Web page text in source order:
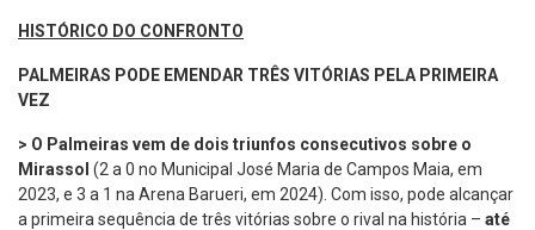
HISTÓRICO DO CONFRONTO
PALMEIRAS PODE EMENDAR TRÊS VITÓRIAS PELA PRIMEIRA
VEZ
> O Palmeiras vem de dois triunfos consecutivos sobre o
Mirassol (2 a 0 no Municipal José Maria de Campos Maia, em
2023, e 3 a 1 na Arena Barueri, em 2024). Com isso, pode alcançar
a primeira sequência de três vitórias sobre o rival na história – até